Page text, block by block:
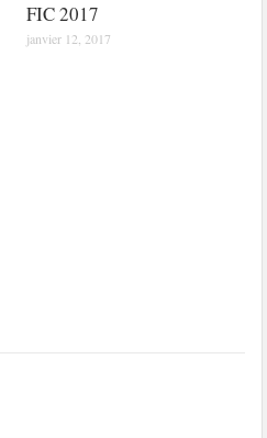
FIC 2017
janvier 12, 2017